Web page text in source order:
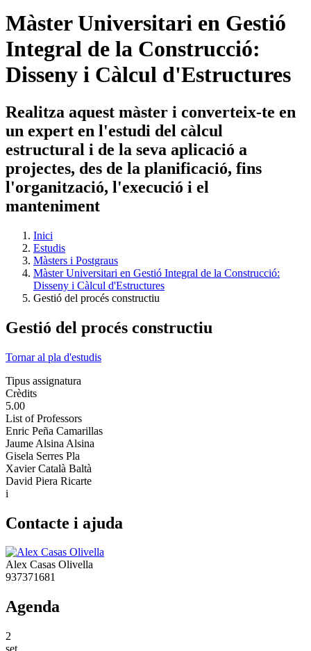
Màster Universitari en Gestió
Integral de la Construcció:
Disseny i Càlcul d'Estructures
Realitza aquest màster i converteix-te en
un expert en l'estudi del càlcul
estructural i de la seva aplicació a
projectes, des de la planificació, fins
l'organització, l'execució i el
manteniment
Inici
Estudis
Màsters i Postgraus
Màster Universitari en Gestió Integral de la Construcció:
Disseny i Càlcul d'Estructures
Gestió del procés constructiu
Gestió del procés constructiu
Tornar al pla d'estudis
Tipus assignatura
Crèdits
5.00
List of Professors
Enric Peña Camarillas
Jaume Alsina Alsina
Gisela Serres Pla
Xavier Català Baltà
David Piera Ricarte
i
Contacte i ajuda
Alex Casas Olivella
937371681
Agenda
2